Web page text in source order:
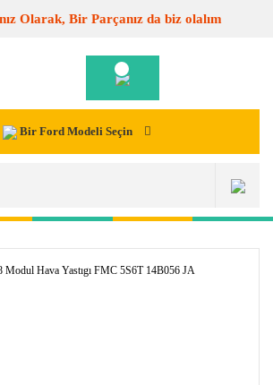
Olarak, Bir Parçanız da biz olalım
Bir Ford Modeli Seçin